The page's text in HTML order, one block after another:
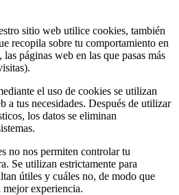
sitio web utilice cookies, también
recopila sobre tu comportamiento en
páginas web en las que pasas más
el uso de cookies se utilizan
a tus necesidades. Después de utilizar
los datos se eliminan
no nos permiten controlar tu
Se utilizan estrictamente para
útiles y cuáles no, de modo que
experiencia.